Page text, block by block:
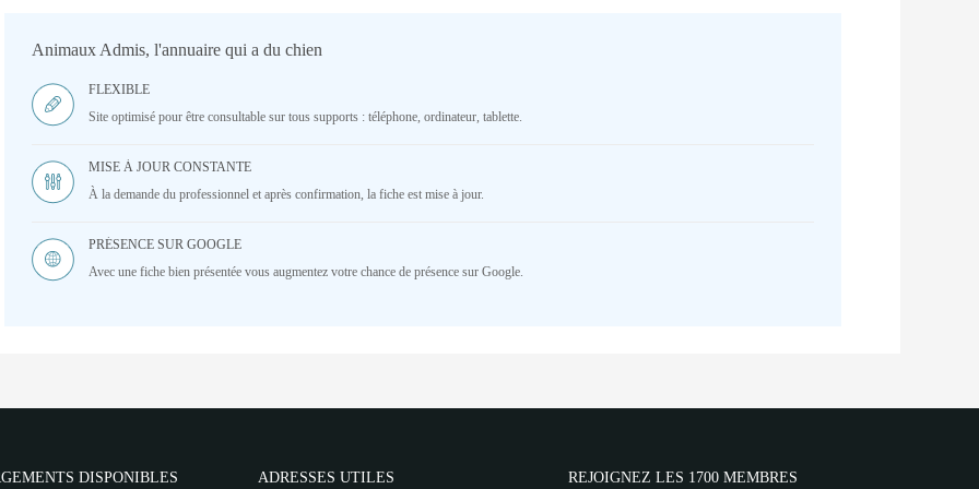
Animaux Admis, l'annuaire qui a du chien
FLEXIBLE
Site optimisé pour être consultable sur tous supports : téléphone, ordinateur, tablette.
MISE À JOUR CONSTANTE
À la demande du professionnel et après confirmation, la fiche est mise à jour.
PRÉSENCE SUR GOOGLE
Avec une fiche bien présentée vous augmentez votre chance de présence sur Google.
DISPONIBLES ADRESSES UTILES REJOIGNEZ LES 1700 MEMBRES